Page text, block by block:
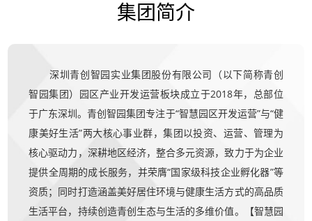
集团简介
深圳青创智园实业集团股份有限公司（以下简称青创
智园集团）园区产业开发运营板块成立于2018年，总部位
于广东深圳。青创智园集团专注于“智慧园区开发运营”与“健
康美好生活”两大核心事业群，集团以投资、运营、管理为
核心驱动力，深耕地区经济，整合多元资源，致力于为企业
提供全周期的成长服务，并荣膺“国家级科技企业孵化器”等
资质；同时打造涵盖美好居住环境与健康生活方式的高品质
生活平台，持续创造青创生态与生活的多维价值。【智慧园